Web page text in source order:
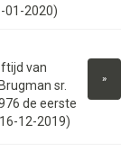
01-2020)
»
van
sr.
de eerste
12-2019)